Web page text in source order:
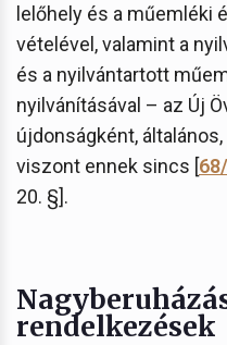
lelőhely és a műemléki
vételével, valamint a
és a nyilvántartott
nyilvánításával – az Új
újdonságként,
viszont ennek sincs [
20. §].
rendelkezések